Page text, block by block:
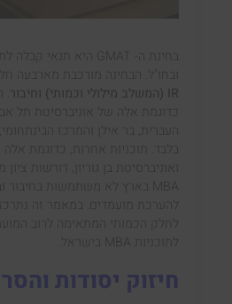
ובחו"ל. הבחינה מורכבת מארבעה
IR (המשלב מילולי וכמותי) וחיבור
כדוגמת אלה של אוניברסיטת תל
העברית, בר אילן והמרכז
בלבד. תוכניות אחרות, כדוגמת אלה
ואוניברסיטת בן גוריון, דורשות ציון
להערכת מועמדים. במאמר זה
לחלק הכמותי המתאימה לרוב
חיזוק יסודות